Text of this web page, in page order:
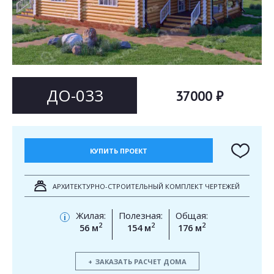
ДО-033 37000 ₽
КУПИТЬ ПРОЕКТ
АРХИТЕКТУРНО-СТРОИТЕЛЬНЫЙ КОМПЛЕКТ ЧЕРТЕЖЕЙ
i
Жилая:
56 м2
Полезная:
154 м2
Общая:
176 м2
ЗАКАЗАТЬ РАСЧЕТ ДОМА
Согласен на обработку персональных данных
ОТПРАВИТЬ
Согласен на обработку персональных данных
This site is protected by reCAPTCHA and the GooglePrivacy Policy andTerms of Service
apply.